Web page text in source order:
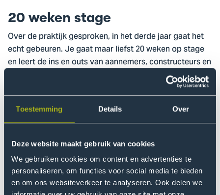
Toestemming Details Over
Deze website maakt gebruik van cookies
We gebruiken cookies om content en advertenties te
personaliseren, om functies voor social media te bieden
en om ons websiteverkeer te analyseren. Ook delen we
20 weken stage
Over de praktijk gesproken, in het derde jaar gaat het
echt gebeuren. Je gaat maar liefst 20 weken op stage
en leert de ins en outs van aannemers, constructeurs en
projectontwikkelaars. De rest van het jaar werk je in
projecten aan een herbestemming van een gebouw en
kijk je vooral naar de technische en economische
kanten van Bouwkunde.
Minor
Het laatste jaar is het jaar waarin je afstudeert. Maar dat
is niet alles! Want vergeet de minors niet die je allemaal
kunt volgen op De Haagse Hogeschool. Je doet 20